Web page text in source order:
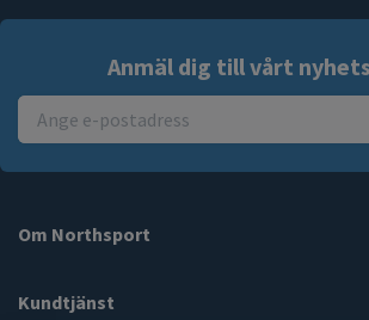
Anmäl dig till vårt
Om Northsport
Kundtjänst